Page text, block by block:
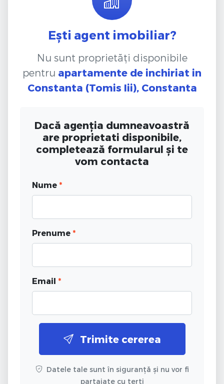
Ești agent imobiliar?
Nu sunt proprietăți disponibile
pentru apartamente de inchiriat in
Constanta (Tomis Iii), Constanta
Dacă agenția dumneavoastră
are proprietati disponibile,
completează formularul și te
vom contacta
Nume *
Prenume *
Email *
Trimite cererea
Datele tale sunt în siguranță și nu vor fi
partajate cu terți